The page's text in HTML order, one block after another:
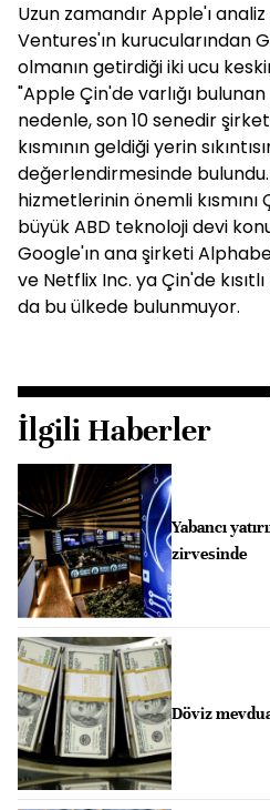
Uzun zamandır Apple'ı
Ventures'ın kurucularından
olmanın getirdiği iki ucu
"Apple Çin'de varlığı
nedenle, son 10 senedir
kısmının geldiği yerin
değerlendirmesinde
hizmetlerinin önemli
büyük ABD teknoloji devi
Google'ın ana şirketi
ve Netflix Inc. ya Çin'de
da bu ülkede bulunmuyor.
İlgili Haberler
Yabancı
zirvesinde
Döviz